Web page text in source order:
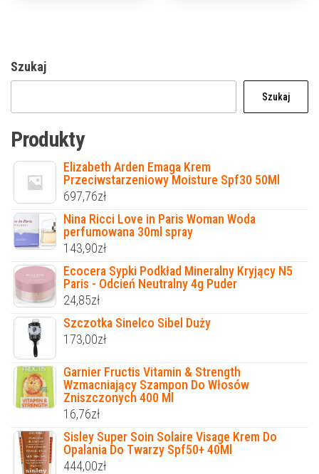
Szukaj
Szukaj
Produkty
Elizabeth Arden Emaga Krem
Przeciwstarzeniowy Moisture Spf30 50Ml
697,76zł
Nina Ricci Love in Paris Woman Woda
perfumowana 30ml spray
143,90zł
Ecocera Sypki Podkład Mineralny Kryjący N5
Paris - Odcień Neutralny 4g Puder
24,85zł
Szczotka Sinelco Sibel Duży
173,00zł
Garnier Fructis Vitamin & Strength
Wzmacniający Szampon Do Włosów
Zniszczonych 400 Ml
16,76zł
Sisley Super Soin Solaire Visage Krem Do
Opalania Do Twarzy Spf50+ 40Ml
444,00zł